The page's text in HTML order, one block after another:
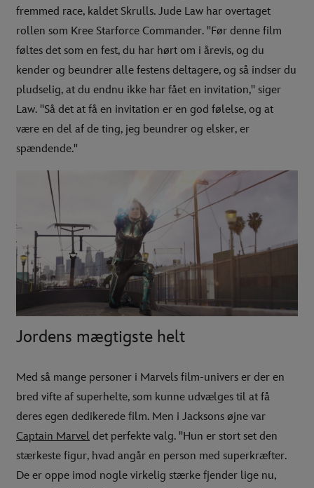
fremmed race, kaldet Skrulls. Jude Law har overtaget
rollen som Kree Starforce Commander. "Før denne film
føltes det som en fest, du har hørt om i årevis, og du
kender og beundrer alle festens deltagere, og så indser du
pludselig, at du endnu ikke har fået en invitation," siger
Law. "Så det at få en invitation er en god følelse, og at
være en del af de ting, jeg beundrer og elsker, er
spændende."
Jordens mægtigste helt
Med så mange personer i Marvels film-univers er der en
bred vifte af superhelte, som kunne udvælges til at få
deres egen dedikerede film. Men i Jacksons øjne var
Captain Marvel det perfekte valg. "Hun er stort set den
stærkeste figur, hvad angår en person med superkræfter.
De er oppe imod nogle virkelig stærke fjender lige nu,